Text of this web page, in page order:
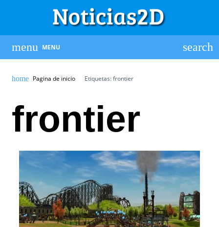
MENU
Pagina de inicio Etiquetas: frontier
frontier